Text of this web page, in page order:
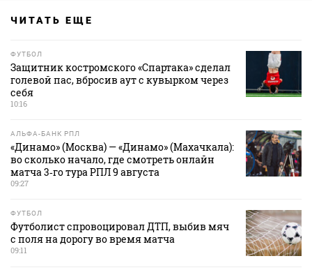
ЧИТАТЬ ЕЩЕ
ФУТБОЛ
Защитник костромского «Спартака» сделал
голевой пас, вбросив аут с кувырком через
себя
10:16
АЛЬФА-БАНК РПЛ
«Динамо» (Москва) — «Динамо» (Махачкала):
во сколько начало, где смотреть онлайн
матча 3‑го тура РПЛ 9 августа
09:27
ФУТБОЛ
Футболист спровоцировал ДТП, выбив мяч
с поля на дорогу во время матча
09:11